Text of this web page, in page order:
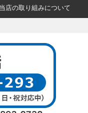
店の取り組みについて